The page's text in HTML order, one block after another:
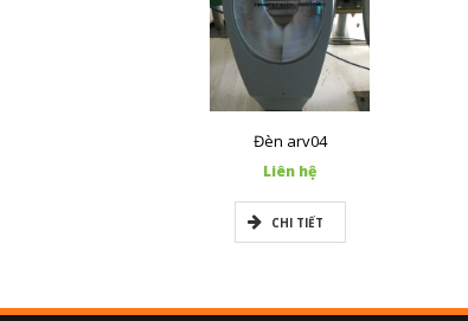
Đèn arv04
Liên hệ
CHI TIẾT